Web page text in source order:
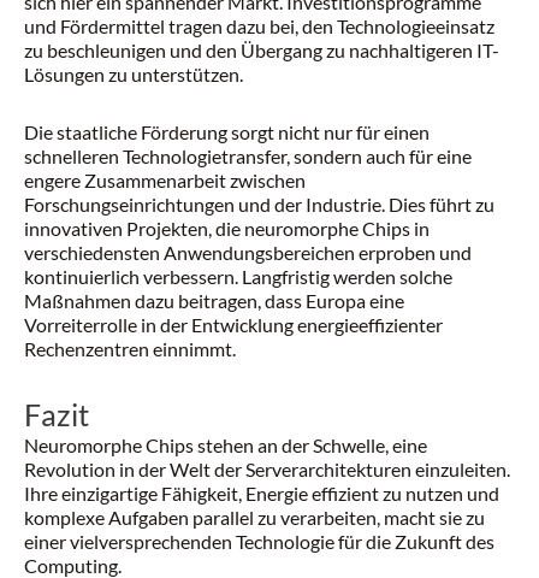
und Fördermittel tragen dazu bei, den Technologieeinsatz
zu beschleunigen und den Übergang zu nachhaltigeren IT-
Lösungen zu unterstützen.
Die staatliche Förderung sorgt nicht nur für einen
schnelleren Technologietransfer, sondern auch für eine
engere Zusammenarbeit zwischen
Forschungseinrichtungen und der Industrie. Dies führt zu
innovativen Projekten, die neuromorphe Chips in
verschiedensten Anwendungsbereichen erproben und
kontinuierlich verbessern. Langfristig werden solche
Maßnahmen dazu beitragen, dass Europa eine
Vorreiterrolle in der Entwicklung energieeffizienter
Rechenzentren einnimmt.
Fazit
Neuromorphe Chips stehen an der Schwelle, eine
Revolution in der Welt der Serverarchitekturen einzuleiten.
Ihre einzigartige Fähigkeit, Energie effizient zu nutzen und
komplexe Aufgaben parallel zu verarbeiten, macht sie zu
einer vielversprechenden Technologie für die Zukunft des
Computing.